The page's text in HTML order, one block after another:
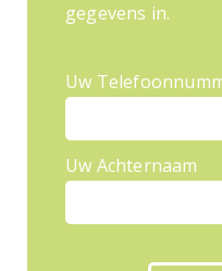
gegevens in.
Uw
Uw Achternaam